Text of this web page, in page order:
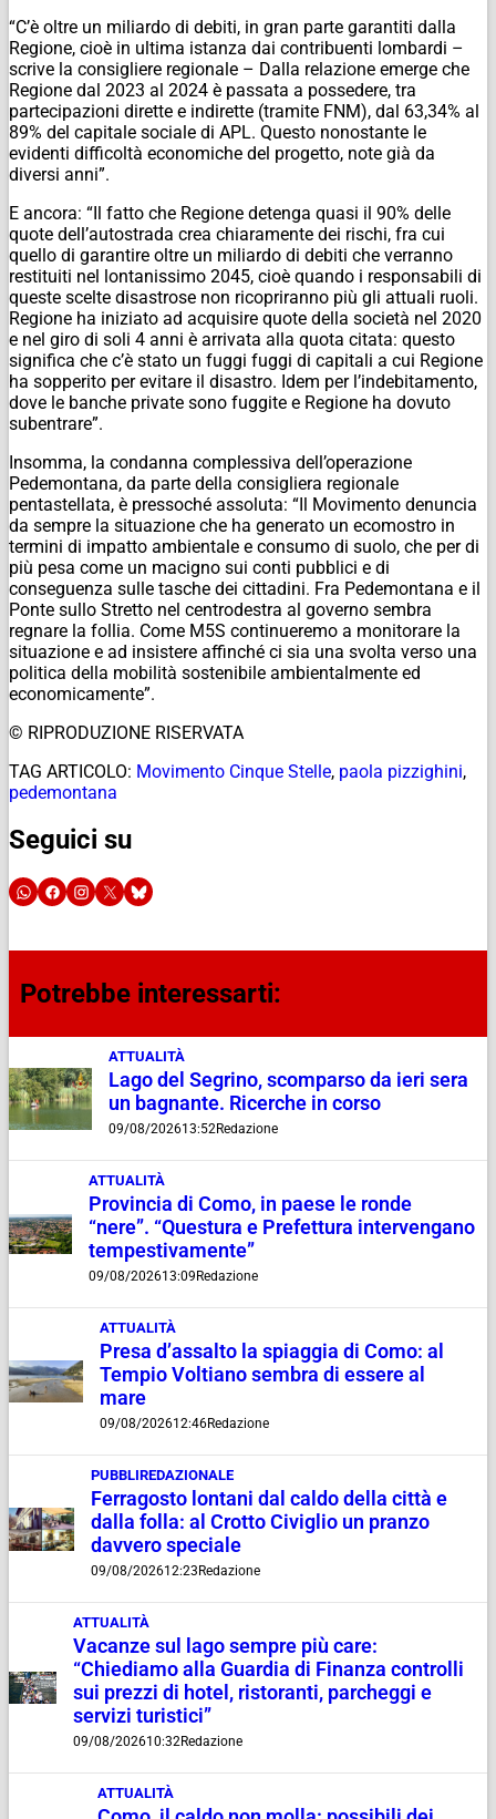
“C’è oltre un miliardo di debiti, in gran parte garantiti dalla
Regione, cioè in ultima istanza dai contribuenti lombardi –
scrive la consigliere regionale – Dalla relazione emerge che
Regione dal 2023 al 2024 è passata a possedere, tra
partecipazioni dirette e indirette (tramite FNM), dal 63,34% al
89% del capitale sociale di APL. Questo nonostante le
evidenti difficoltà economiche del progetto, note già da
diversi anni”.
E ancora: “Il fatto che Regione detenga quasi il 90% delle
quote dell’autostrada crea chiaramente dei rischi, fra cui
quello di garantire oltre un miliardo di debiti che verranno
restituiti nel lontanissimo 2045, cioè quando i responsabili di
queste scelte disastrose non ricopriranno più gli attuali ruoli.
Regione ha iniziato ad acquisire quote della società nel 2020
e nel giro di soli 4 anni è arrivata alla quota citata: questo
significa che c’è stato un fuggi fuggi di capitali a cui Regione
ha sopperito per evitare il disastro. Idem per l’indebitamento,
dove le banche private sono fuggite e Regione ha dovuto
subentrare”.
Insomma, la condanna complessiva dell’operazione
Pedemontana, da parte della consigliera regionale
pentastellata, è pressoché assoluta: “Il Movimento denuncia
da sempre la situazione che ha generato un ecomostro in
termini di impatto ambientale e consumo di suolo, che per di
più pesa come un macigno sui conti pubblici e di
conseguenza sulle tasche dei cittadini. Fra Pedemontana e il
Ponte sullo Stretto nel centrodestra al governo sembra
regnare la follia. Come M5S continueremo a monitorare la
situazione e ad insistere affinché ci sia una svolta verso una
politica della mobilità sostenibile ambientalmente ed
economicamente”.
© RIPRODUZIONE RISERVATA
TAG ARTICOLO: Movimento Cinque Stelle, paola pizzighini,
pedemontana
Seguici su
Potrebbe interessarti:
ATTUALITÀ
Lago del Segrino, scomparso da ieri sera
un bagnante. Ricerche in corso
09/08/202613:52Redazione
ATTUALITÀ
Provincia di Como, in paese le ronde
“nere”. “Questura e Prefettura intervengano
tempestivamente”
09/08/202613:09 Redazione
ATTUALITÀ
Presa d’assalto la spiaggia di Como: al
Tempio Voltiano sembra di essere al
mare
09/08/202612:46Redazione
PUBBLIREDAZIONALE
Ferragosto lontani dal caldo della città e
dalla folla: al Crotto Civiglio un pranzo
davvero speciale
09/08/202612:23 Redazione
ATTUALITÀ
Vacanze sul lago sempre più care:
“Chiediamo alla Guardia di Finanza controlli
sui prezzi di hotel, ristoranti, parcheggi e
servizi turistici”
09/08/202610:32Redazione
ATTUALITÀ